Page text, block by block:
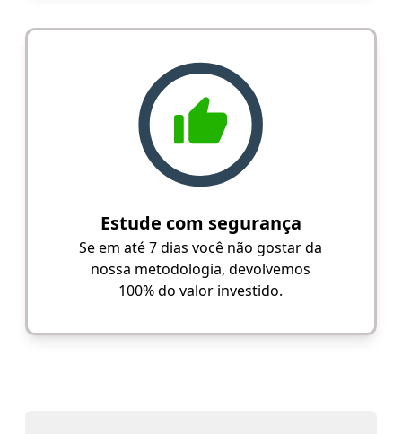
Estude com segurança
Se em até 7 dias você não gostar da
nossa metodologia, devolvemos
100% do valor investido.